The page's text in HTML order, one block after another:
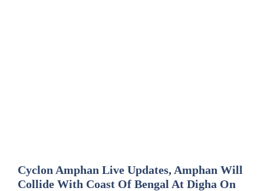
Cyclon Amphan Live Updates, Amphan Will
Collide With Coast Of Bengal At Digha On